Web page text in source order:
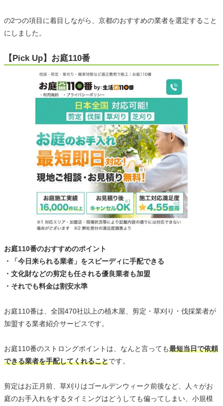
の2つの項目に着目しながら、京都のおすすめの業者を選定すること
にしました。
【Pick Up】お庭110番
お庭110番のおすすめのポイント
・「今日来られる業者」をスピーディに手配できる
・文化財などの剪定も任される優良業者も加盟
・それでも料金は割安水準
お庭110番は、全国470社以上の植木屋、剪定・草刈り・伐採業者が
加盟する業者紹介サービスです。
お庭110番のストロングポイントは、なんと言っても最短当日で依頼
できる業者を手配してくれることです。
剪定はお正月前、草刈りはゴールデンウィーク前後など、人々がお
庭のお手入れをするタイミングはどうしても偏ってしまい、小規模